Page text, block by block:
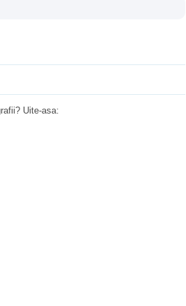
Uite-asa: